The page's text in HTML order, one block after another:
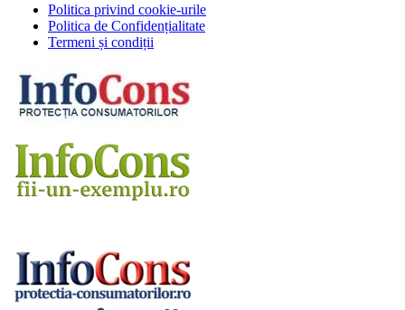
Politica privind cookie-urile
Politica de Confidențialitate
Termeni și condiții